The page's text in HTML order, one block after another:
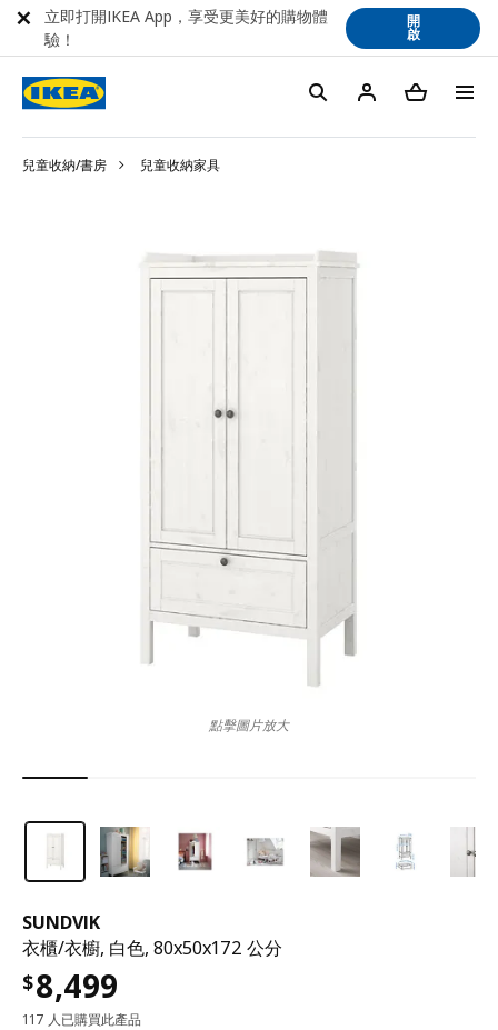
兒童收納/書房 兒童收納家具
SUNDVIK
衣櫃/衣櫥, 白色, 80x50x172 公分
$8,499
117 人已購買此產品
點擊圖片放大
立即打開IKEA App，享受更美好的購物體
驗！
開
啟